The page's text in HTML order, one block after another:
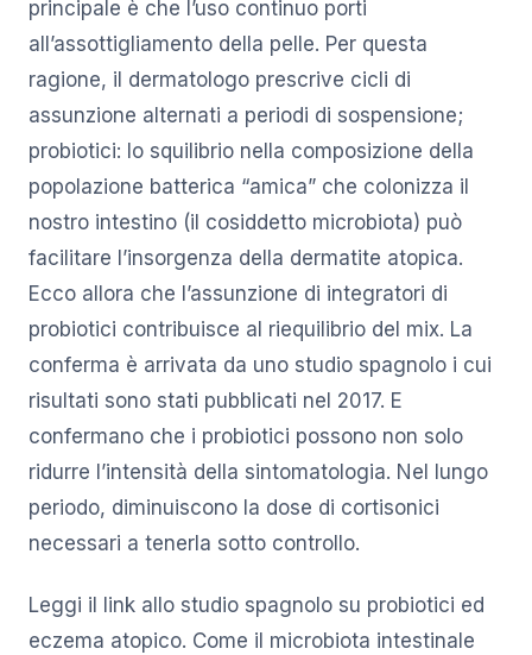
principale è che l’uso continuo porti
all’assottigliamento della pelle. Per questa
ragione, il dermatologo prescrive cicli di
assunzione alternati a periodi di sospensione;
probiotici: lo squilibrio nella composizione della
popolazione batterica “amica” che colonizza il
nostro intestino (il cosiddetto microbiota) può
facilitare l’insorgenza della dermatite atopica.
Ecco allora che l’assunzione di integratori di
probiotici contribuisce al riequilibrio del mix. La
conferma è arrivata da uno studio spagnolo i cui
risultati sono stati pubblicati nel 2017. E
confermano che i probiotici possono non solo
ridurre l’intensità della sintomatologia. Nel lungo
periodo, diminuiscono la dose di cortisonici
necessari a tenerla sotto controllo.
Leggi il link allo studio spagnolo su probiotici ed
eczema atopico. Come il microbiota intestinale